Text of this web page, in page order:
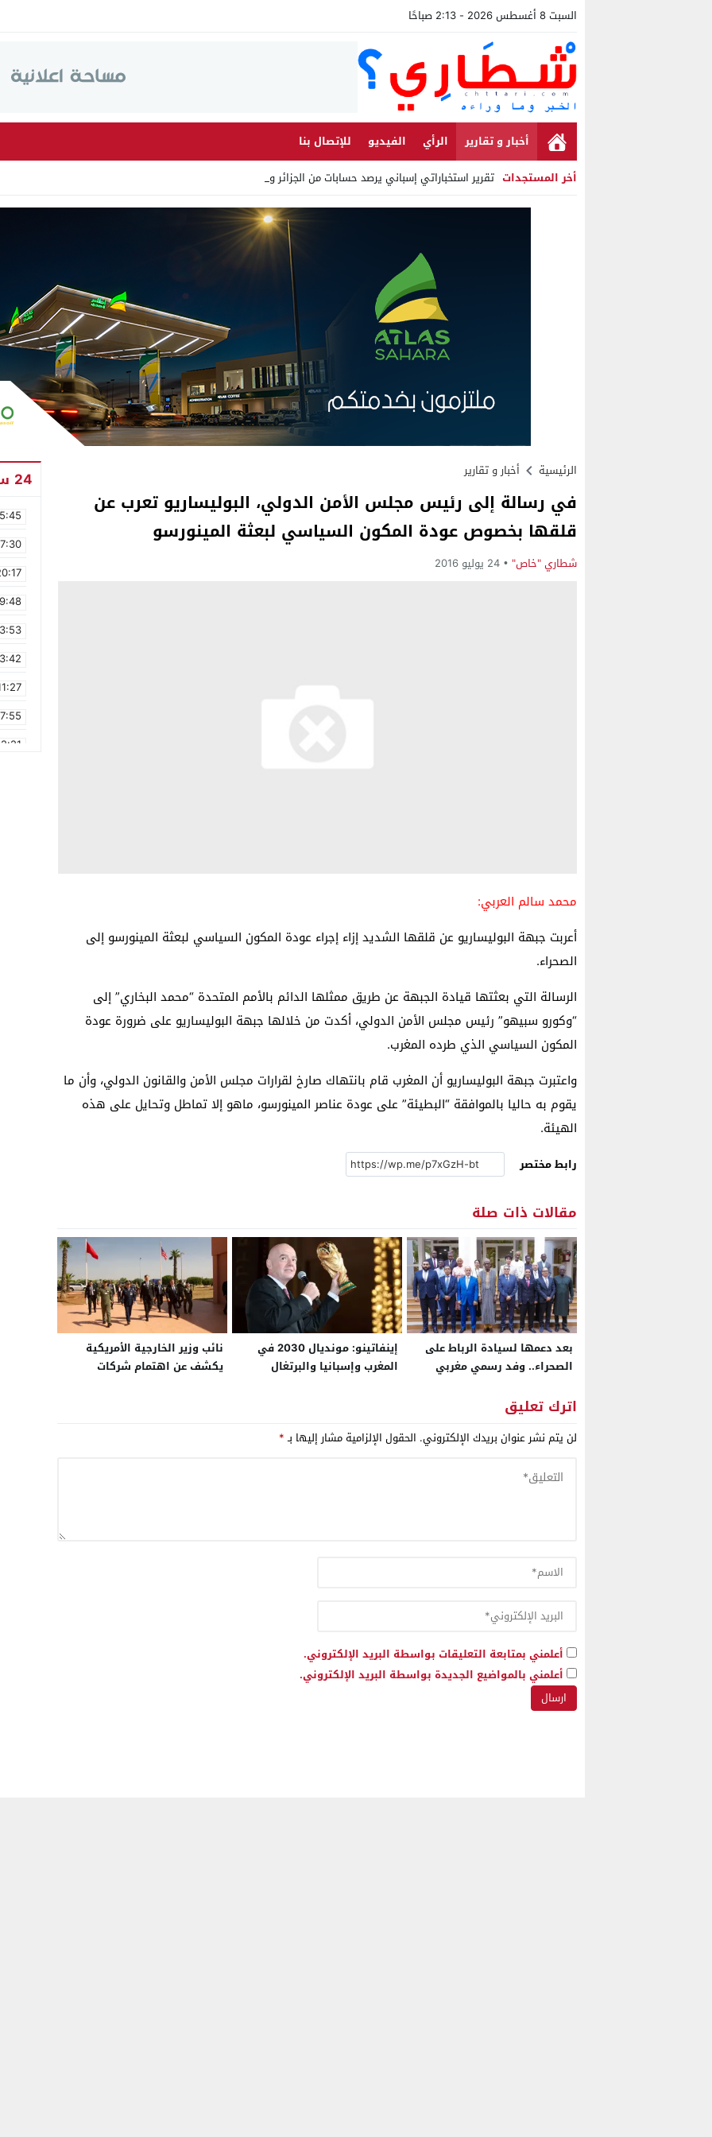
السبت 8 أغسطس 2026 - 2:13 صباحًا
أخبار و تقارير الرأي الفيديو
للإتصال بنا
أخر المستجدات تقرير استخباراتي إسباني يرصد حسابات من الجزائر وأرقاما ب_
Stop
الرئيسية أخبار و تقارير
في رسالة إلى رئيس مجلس الأمن الدولي، البوليساريو تعرب عن
قلقها بخصوص عودة المكون السياسي لبعثة المينورسو
شطاري "خاص" 24 يوليو 2016
محمد سالم العربي:
أعربت جبهة البوليساريو عن قلقها الشديد إزاء إجراء عودة المكون السياسي لبعثة المينورسو إلى
الصحراء.
الرسالة التي بعثتها قيادة الجبهة عن طريق ممثلها الدائم بالأمم المتحدة “محمد البخاري” إلى
“وكورو سبيهو” رئيس مجلس الأمن الدولي، أكدت من خلالها جبهة البوليساريو على ضرورة عودة
المكون السياسي الذي طرده المغرب.
واعتبرت جبهة البوليساريو أن المغرب قام بانتهاك صارخ لقرارات مجلس الأمن والقانون الدولي، وأن ما
يقوم به حاليا بالموافقة “البطيئة” على عودة عناصر المينورسو، ماهو إلا تماطل وتحايل على هذه
الهيئة.
رابط مختصر
مقالات ذات صلة
بعد دعمها لسيادة الرباط على
الصحراء.. وفد رسمي مغربي
والكهرباء في باماكو لبدء مرحلة
جديدة من التعاون
إينفاتينو: مونديال 2030 في
المغرب وإسبانيا والبرتغال
نائب وزير الخارجية الأمريكية
يكشف عن اهتمام شركات
اترك تعليق
لن يتم نشر عنوان بريدك الإلكتروني. الحقول الإلزامية مشار إليها بـ*
أعلمني بمتابعة التعليقات بواسطة البريد الإلكتروني.
أعلمني بالمواضيع الجديدة بواسطة البريد الإلكتروني.
24 ساعة